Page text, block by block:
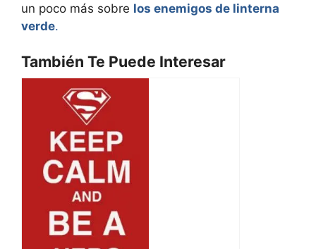
un poco más sobre los enemigos de linterna
verde.
También Te Puede Interesar